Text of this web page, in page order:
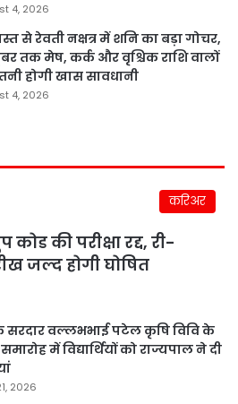
4, 2026
से रेवती नक्षत्र में शनि का बड़ा गोचर,
तक मेष, कर्क और वृश्चिक राशि वालों
होगी खास सावधानी
4, 2026
करिअर
की परीक्षा रद्द, री-
जल्द होगी घोषित
सरदार वल्लभभाई पटेल कृषि विवि के
समारोह में विद्यार्थियों को राज्यपाल ने दी
2026